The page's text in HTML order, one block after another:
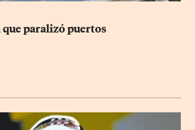
paralizó puertos